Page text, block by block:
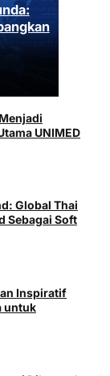
UNIMED
Global Thai
Sebagai Soft
Inspiratif
untuk